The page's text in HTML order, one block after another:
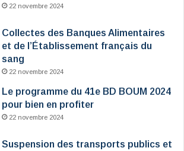
22 novembre 2024
Collectes des Banques Alimentaires
et de l’Établissement français du
sang
22 novembre 2024
Le programme du 41e BD BOUM 2024
pour bien en profiter
22 novembre 2024
Suspension des transports publics et